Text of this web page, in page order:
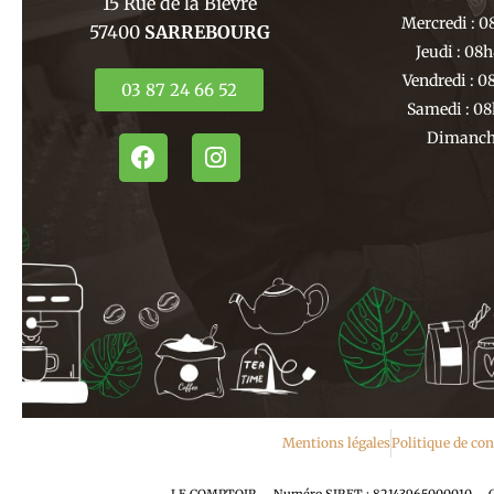
57400 SARREBOURG
03 87 24 66 52
F
a
k
I
n
m
Mercredi :
Jeudi :
Vendredi :
Samedi :
Mentions légalesPolitique de